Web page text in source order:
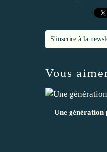
S'inscrire à la
Vous
Une génération